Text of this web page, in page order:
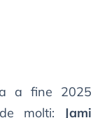
a fine 2025
molti: Jami